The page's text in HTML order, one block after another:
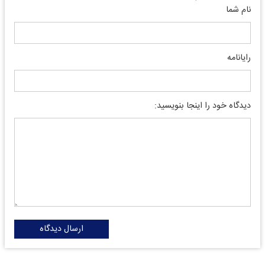
نام شما
رایانامه
دیدگاه خود را اینجا بنویسید:
ارسال دیدگاه